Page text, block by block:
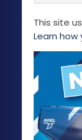
This site
Learn